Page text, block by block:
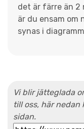
det är färre än 2
är du ensam om
synas i
Vi blir jätteglada
till oss, här nedan
sidan.